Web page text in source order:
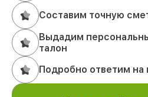
Составим точную
Выдадим
талон
Подробно ответим